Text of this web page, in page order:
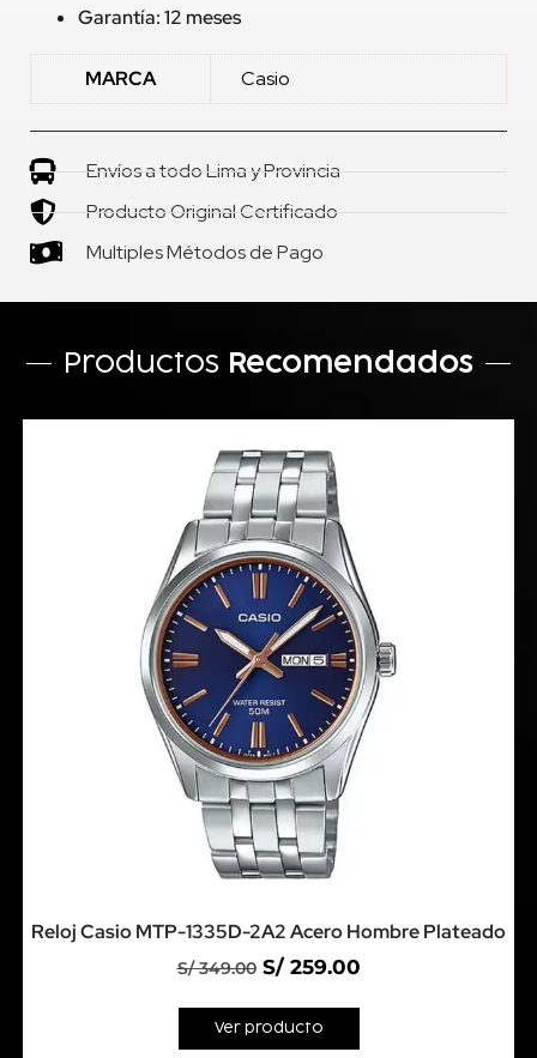
Garantía: 12 meses
MARCA Casio
Envíos a todo Lima y Provincia
Producto Original Certificado
Multiples Métodos de Pago
Productos Recomendados
Reloj Casio MTP-1335D-2A2 Acero Hombre Plateado
S/349.00 S/259.00
Ver producto